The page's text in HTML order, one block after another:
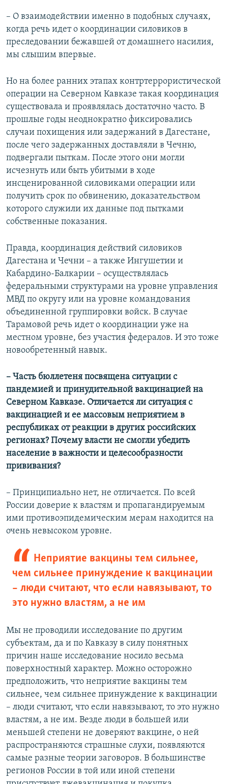
– О взаимодействии именно в подобных случаях,
когда речь идет о координации силовиков в
преследовании бежавшей от домашнего насилия,
мы слышим впервые.
Но на более ранних этапах контртеррористической
операции на Северном Кавказе такая координация
существовала и проявлялась достаточно часто. В
прошлые годы неоднократно фиксировались
случаи похищения или задержаний в Дагестане,
после чего задержанных доставляли в Чечню,
подвергали пыткам. После этого они могли
исчезнуть или быть убитыми в ходе
инсценированной силовиками операции или
получить срок по обвинению, доказательством
которого служили их данные под пытками
собственные показания.
Правда, координация действий силовиков
Дагестана и Чечни – а также Ингушетии и
Кабардино-Балкарии – осуществлялась
федеральными структурами на уровне управления
МВД по округу или на уровне командования
объединенной группировки войск. В случае
Тарамовой речь идет о координации уже на
местном уровне, без участия федералов. И это тоже
новообретенный навык.
– Часть бюллетеня посвящена ситуации с
пандемией и принудительной вакцинацией на
Северном Кавказе. Отличается ли ситуация с
вакцинацией и ее массовым неприятием в
республиках от реакции в других российских
регионах? Почему власти не смогли убедить
население в важности и целесообразности
прививания?
– Принципиально нет, не отличается. По всей
России доверие к властям и пропагандируемым
ими противоэпидемическим мерам находится на
очень невысоком уровне.
Неприятие вакцины тем сильнее,
чем сильнее принуждение к вакцинации
– люди считают, что если навязывают, то
это нужно властям, а не им
Мы не проводили исследование по другим
субъектам, да и по Кавказу в силу понятных
причин наше исследование носило весьма
поверхностный характер. Можно осторожно
предположить, что неприятие вакцины тем
сильнее, чем сильнее принуждение к вакцинации
– люди считают, что если навязывают, то это нужно
властям, а не им. Везде люди в большей или
меньшей степени не доверяют вакцине, о ней
распространяются страшные слухи, появляются
самые разные теории заговоров. В большинстве
регионов России в той или иной степени